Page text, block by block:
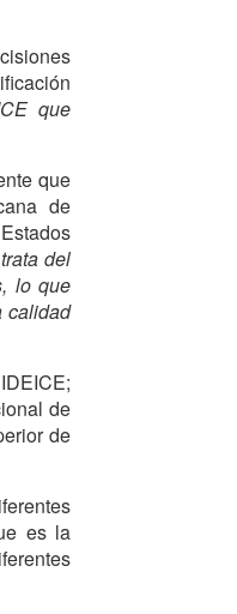
que
que
de
del
lo que
calidad
de
de
es la